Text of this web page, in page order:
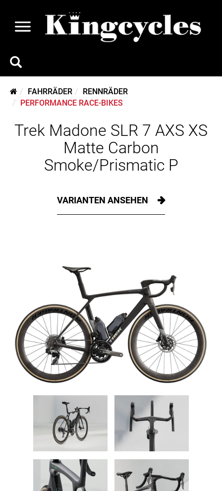
FAHRRÄDER
RENNRÄDER
PERFORMANCE RACE-BIKES
Trek Madone SLR 7 AXS XS
Matte Carbon
Smoke/Prismatic P
VARIANTEN ANSEHEN